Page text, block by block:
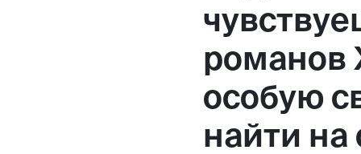
романов
особую
найти